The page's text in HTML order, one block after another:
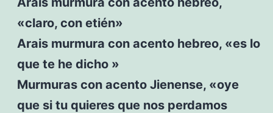
«claro, con etién»
Arais murmura con acento hebreo, «es lo
que te he dicho »
Murmuras con acento Jienense, «oye
que si tu quieres que nos perdamos